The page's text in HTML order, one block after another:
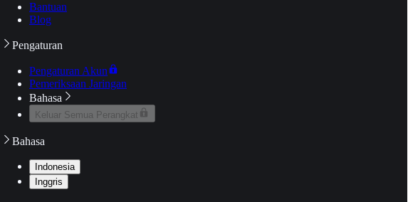
Bantuan
Blog
Pengaturan
Pengaturan Akun
Pemeriksaan Jaringan
Bahasa
Keluar Semua Perangkat
Bahasa
Indonesia
Inggris